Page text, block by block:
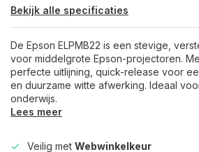
Bekijk alle specificaties
De Epson ELPMB22 is een stevige,
voor middelgrote Epson-projectoren.
perfecte uitlijning, quick-release voor
en duurzame witte afwerking. Ideaal
onderwijs.
Lees meer
Veilig met Webwinkelkeur